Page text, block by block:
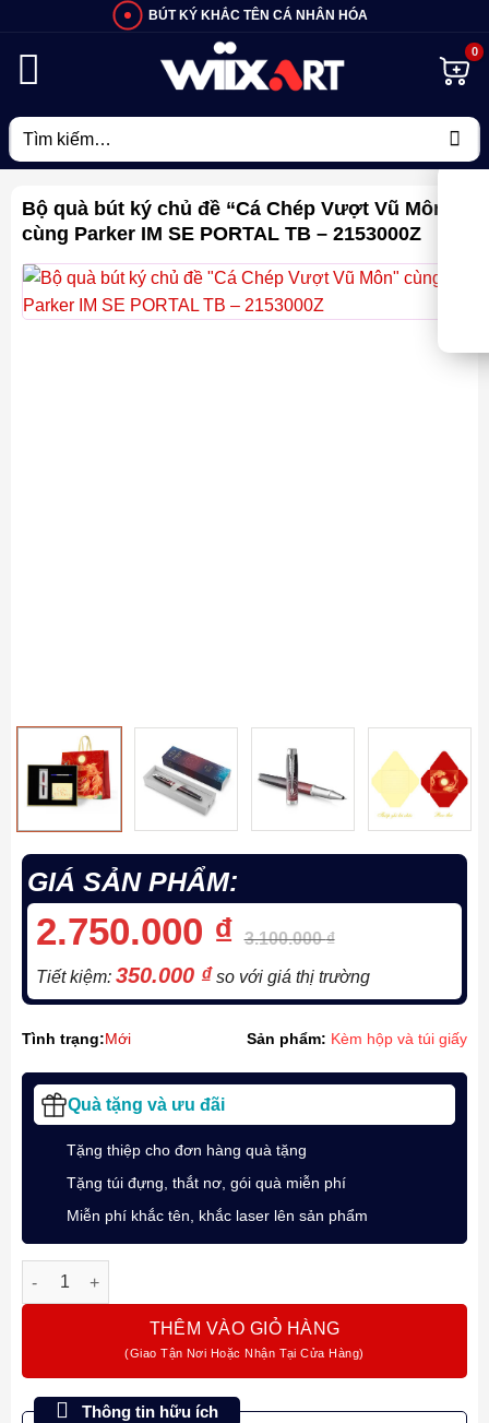
BÚT KÝ KHẮC TÊN CÁ NHÂN HÓA
Tìm
kiếm:
Bộ quà bút ký chủ đề “Cá Chép Vượt Vũ Môn”
cùng Parker IM SE PORTAL TB – 2153000Z
GIÁ SẢN PHẨM:
2.750.000 ₫ 3.100.000₫
Tiết kiệm: 350.000 ₫so với giá thị trường
Tình trạng:Mới Sản phẩm: Kèm hộp và túi giấy
Quà tặng và ưu đãi
Tặng thiệp cho đơn hàng quà tặng
Tặng túi đựng, thắt nơ, gói quà miễn phí
Miễn phí khắc tên, khắc laser lên sản phẩm
Bộ quà bút ký chủ đề "Cá Chép Vượt Vũ Môn" cùng Parker IM
THÊM VÀO GIỎ HÀNG
Thông tin hữu ích